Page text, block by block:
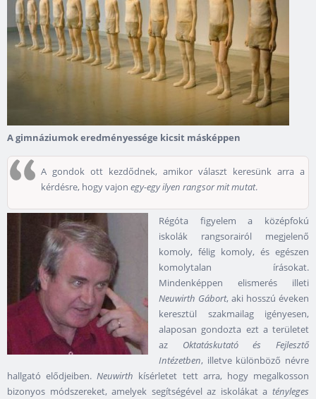
A gimnáziumok eredményessége kicsit másképpen
A gondok ott kezdődnek, amikor választ keresünk arra a
kérdésre, hogy vajon egy-egy ilyen rangsor mit mutat.
Régóta figyelem a középfokú
iskolák rangsorairól megjelenő
komoly, félig komoly, és egészen
komolytalan írásokat.
Mindenképpen elismerés illeti
Neuwirth Gábort, aki hosszú éveken
keresztül szakmailag igényesen,
alaposan gondozta ezt a területet
az Oktatáskutató és Fejlesztő
Intézetben, illetve különböző névre
hallgató elődjeiben.Neuwirth kísérletet tett arra, hogy megalkosson
bizonyos módszereket, amelyek segítségével az iskolákat a tényleges